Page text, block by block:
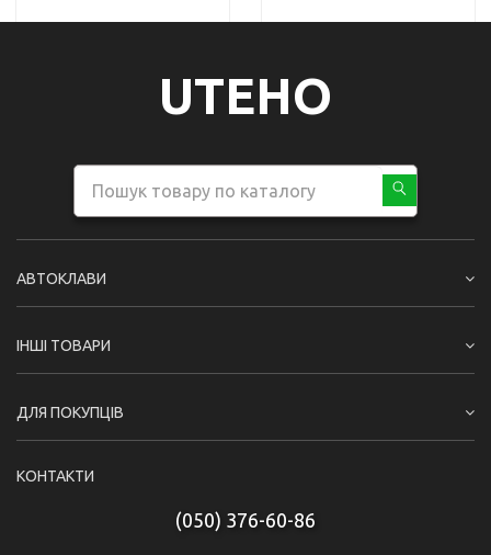
UTEHO
АВТОКЛАВИ
ІНШІ ТОВАРИ
ДЛЯ ПОКУПЦІВ
КОНТАКТИ
(050) 376-60-86